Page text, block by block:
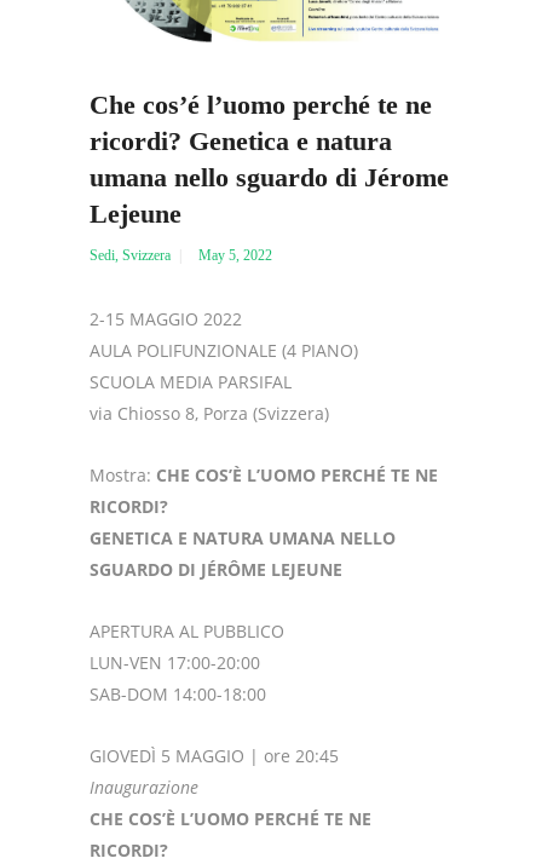
Che cos’é l’uomo perché te ne
ricordi? Genetica e natura
umana nello sguardo di Jérome
Lejeune
Sedi Svizzera May 5, 2022
2-15 MAGGIO 2022
AULA POLIFUNZIONALE (4 PIANO)
SCUOLA MEDIA PARSIFAL
via Chiosso 8, Porza (Svizzera)
Mostra: CHE COS’È L’UOMO PERCHÉ TE NE
RICORDI?
GENETICA E NATURA UMANA NELLO
SGUARDO DI JÉRÔME LEJEUNE
APERTURA AL PUBBLICO
LUN-VEN 17:00-20:00
SAB-DOM 14:00-18:00
GIOVEDÌ 5 MAGGIO | ore 20:45
Inaugurazione
CHE COS’È L’UOMO PERCHÉ TE NE
RICORDI?